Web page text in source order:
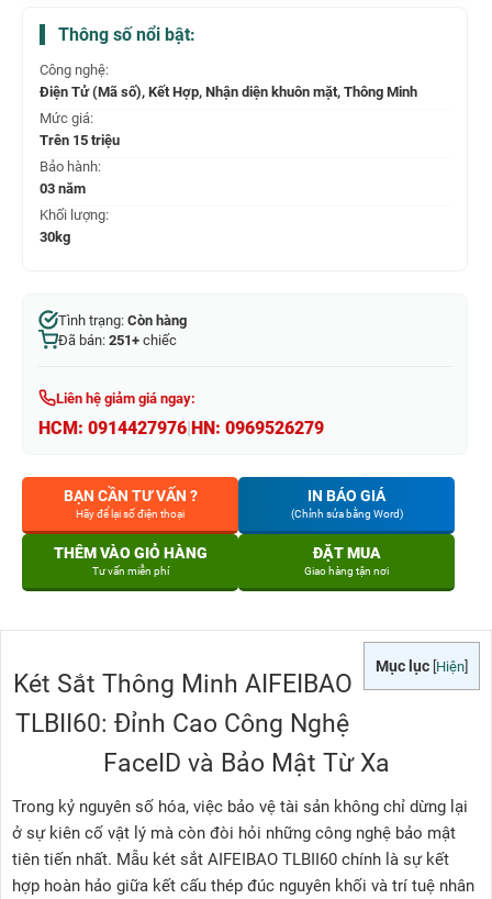
Thông số nổi bật:
Công nghệ:
Điện Tử (Mã số), Kết Hợp, Nhận diện khuôn mặt, Thông Minh
Mức giá:
Trên 15 triệu
Bảo hành:
03 năm
Khối lượng:
30kg
Tình trạng: Còn hàng
Đã bán: 251+ chiếc
Liên hệ giảm giá ngay:
HCM: 0914427976 HN: 0969526279
BẠN CẦN TƯ VẤN ?
Hãy để lại số điện thoại
IN BÁO GIÁ
(Chỉnh sửa bằng Word)
THÊM VÀO GIỎ HÀNG
Tư vấn miễn phí
ĐẶT MUA
Giao hàng tận nơi
Mục lục Hiện
Két Sắt Thông Minh AIFEIBAO
TLBII60: Đỉnh Cao Công Nghệ
FaceID và Bảo Mật Từ Xa
Trong kỷ nguyên số hóa, việc bảo vệ tài sản không chỉ dừng lại
ở sự kiên cố vật lý mà còn đòi hỏi những công nghệ bảo mật
tiên tiến nhất. Mẫu két sắt AIFEIBAO TLBII60 chính là sự kết
hợp hoàn hảo giữa kết cấu thép đúc nguyên khối và trí tuệ nhân